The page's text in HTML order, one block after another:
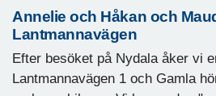
Annelie och Håkan och
Lantmannavägen
Efter besöket på Nydala åker vi
Lantmannavägen 1 och Gamla